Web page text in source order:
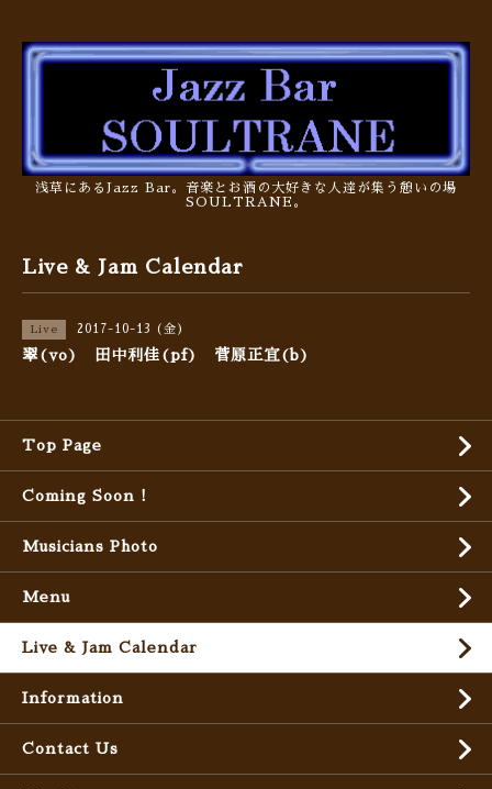
浅草にあるJazz Bar。音楽とお酒の大好きな人達が集う憩いの場
SOULTRANE。
Live & Jam Calendar
Live 2017-10-13 (金)
翠(vo) 田中利佳(pf) 菅原正宜(b)
Top Page
Coming Soon !
Musicians Photo
Menu
Live & Jam Calendar
Information
Contact Us